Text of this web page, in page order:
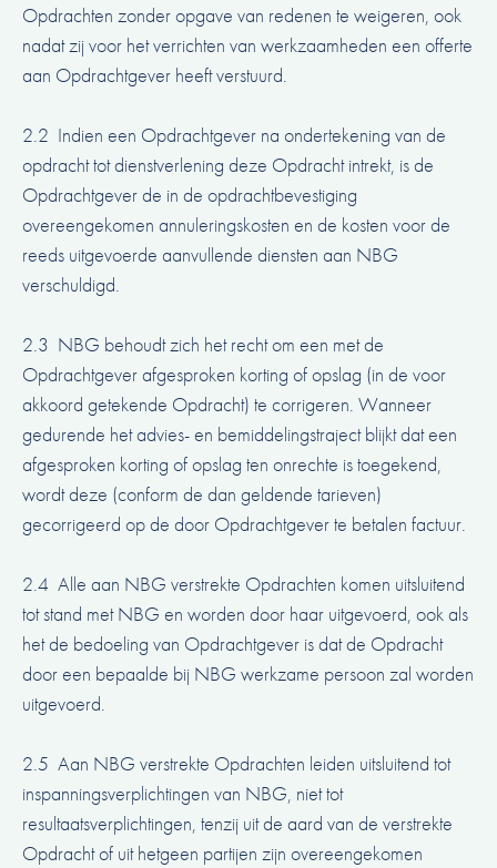
Opdrachten zonder opgave van redenen te weigeren, ook
nadat zij voor het verrichten van werkzaamheden een offerte
aan Opdrachtgever heeft verstuurd.
2.2 Indien een Opdrachtgever na ondertekening van de
opdracht tot dienstverlening deze Opdracht intrekt, is de
Opdrachtgever de in de opdrachtbevestiging
overeengekomen annuleringskosten en de kosten voor de
reeds uitgevoerde aanvullende diensten aan NBG
verschuldigd.
2.3 NBG behoudt zich het recht om een met de
Opdrachtgever afgesproken korting of opslag (in de voor
akkoord getekende Opdracht) te corrigeren. Wanneer
gedurende het advies- en bemiddelingstraject blijkt dat een
afgesproken korting of opslag ten onrechte is toegekend,
wordt deze (conform de dan geldende tarieven)
gecorrigeerd op de door Opdrachtgever te betalen factuur.
2.4 Alle aan NBG verstrekte Opdrachten komen uitsluitend
tot stand met NBG en worden door haar uitgevoerd, ook als
het de bedoeling van Opdrachtgever is dat de Opdracht
door een bepaalde bij NBG werkzame persoon zal worden
uitgevoerd.
2.5 Aan NBG verstrekte Opdrachten leiden uitsluitend tot
inspanningsverplichtingen van NBG, niet tot
resultaatsverplichtingen, tenzij uit de aard van de verstrekte
Opdracht of uit hetgeen partijen zijn overeengekomen